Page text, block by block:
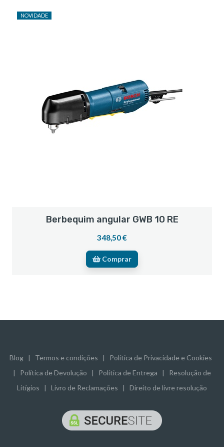
NOVIDADE
Berbequim angular GWB 10 RE
348,50 €
Comprar
Blog| Termos e condições | Política de Privacidade e Cookies
| Política de Devolução | Política de Entrega | Resolução de
Litígios | Livro de Reclamações | Direito de livre resolução